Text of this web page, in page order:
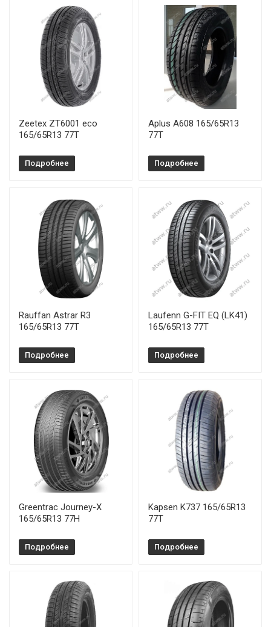
Zeetex ZT6001 eco
165/65R13 77T
Подробнее
Aplus A608 165/65R13
77T
Подробнее
Rauffan Astrar R3
165/65R13 77T
Подробнее
Laufenn G-FIT EQ (LK41)
165/65R13 77T
Подробнее
Greentrac Journey-X
165/65R13 77H
Подробнее
Kapsen K737 165/65R13
77T
Подробнее